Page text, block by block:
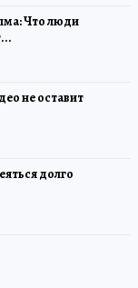
Что люди
не оставит
долго